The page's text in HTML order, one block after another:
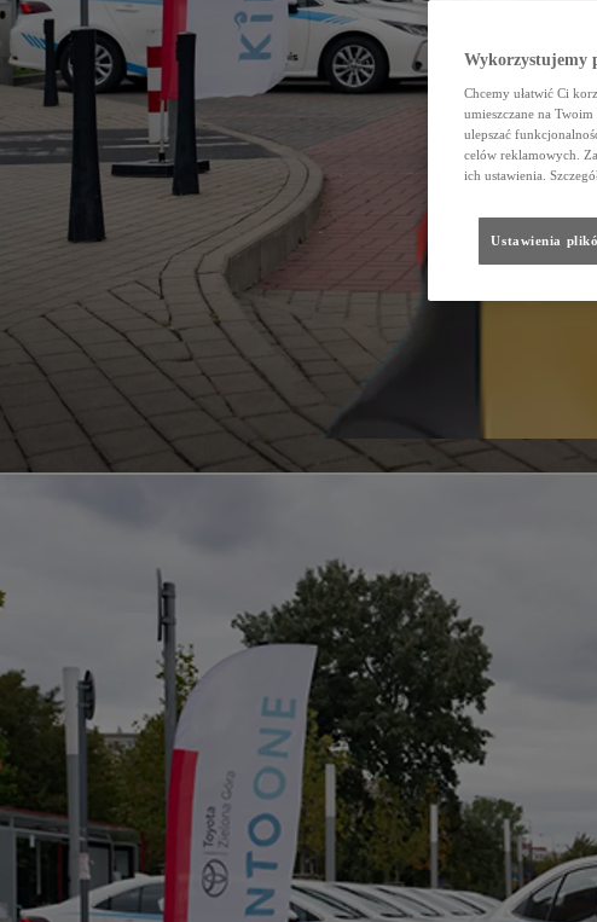
Wykorzystujemy
Chcemy ułatwić Ci
umieszczane na
ulepszać
celów reklamowych.
ich ustawienia.
Ustawienia